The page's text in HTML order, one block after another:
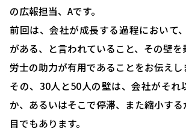
の広報担当、Aです。
前回は、会社が成長する過程において
がある、と言われていること、その壁
労士の助力が有用であることをお伝えし
その、30人と50人の壁は、会社がそれ
か、あるいはそこで停滞、また縮小す
目でもあります。